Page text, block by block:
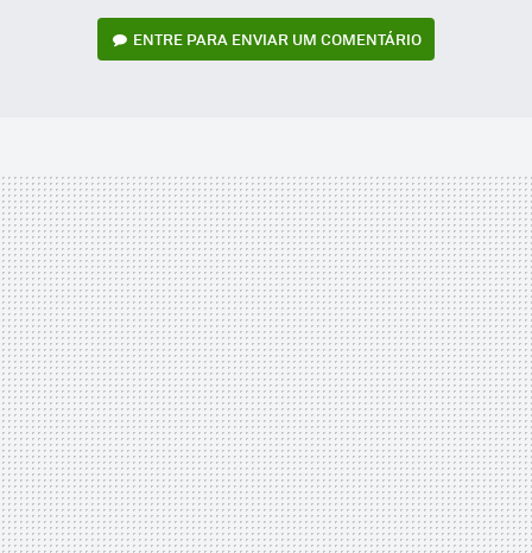
ENTRE PARA ENVIAR UM COMENTÁRIO